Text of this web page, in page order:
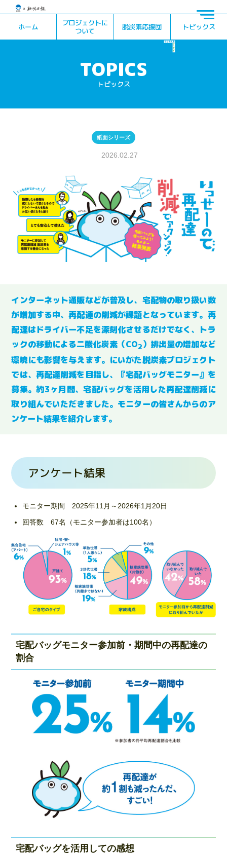
ホーム
プロジェクトに
ついて
脱炭素応援団 トピックス
トピックス
紙面シリーズ
2026.02.27
インターネット通販などが普及し、宅配物の取り扱い数
が増加する中、再配達の削減が課題となっています。再
配達はドライバー不足を深刻化させるだけでなく、トラ
ックの移動による二酸化炭素（CO2）排出量の増加など
環境にも影響を与えます。にいがた脱炭素プロジェクト
では、再配達削減を目指し、『宅配バッグモニター』を
募集。約3ヶ月間、宅配バッグを活用した再配達削減に
取り組んでいただきました。モニターの皆さんからのア
ンケート結果を紹介します。
アンケート結果
モニター期間 2025年11月～2026年1月20日
回答数 67名（モニター参加者は100名）
宅配バッグモニター参加前・期間中の再配達の
割合
宅配バッグを活用しての感想